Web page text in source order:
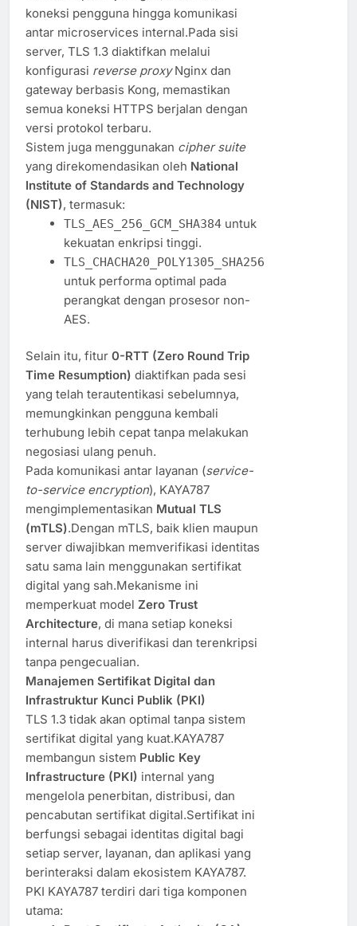
koneksi pengguna hingga komunikasi
antar microservices internal.Pada sisi
server, TLS 1.3 diaktifkan melalui
konfigurasi reverse proxyNginx dan
gateway berbasis Kong, memastikan
semua koneksi HTTPS berjalan dengan
versi protokol terbaru.
Sistem juga menggunakan cipher suite
yang direkomendasikan oleh National
Institute of Standards and Technology
(NIST), termasuk:
TLS_AES_256_GCM_SHA384untuk
kekuatan enkripsi tinggi.
TLS_CHACHA20_POLY1305_SHA256
untuk performa optimal pada
perangkat dengan prosesor non-
AES.
Selain itu, fitur 0-RTT (Zero Round Trip
Time Resumption) diaktifkan pada sesi
yang telah terautentikasi sebelumnya,
memungkinkan pengguna kembali
terhubung lebih cepat tanpa melakukan
negosiasi ulang penuh.
Pada komunikasi antar layanan (service-
to-service encryption), KAYA787
mengimplementasikan Mutual TLS
(mTLS).Dengan mTLS, baik klien maupun
server diwajibkan memverifikasi identitas
satu sama lain menggunakan sertifikat
digital yang sah.Mekanisme ini
memperkuat model Zero Trust
Architecture, di mana setiap koneksi
internal harus diverifikasi dan terenkripsi
tanpa pengecualian.
Manajemen Sertifikat Digital dan
Infrastruktur Kunci Publik (PKI)
TLS 1.3 tidak akan optimal tanpa sistem
sertifikat digital yang kuat.KAYA787
membangun sistem Public Key
Infrastructure (PKI) internal yang
mengelola penerbitan, distribusi, dan
pencabutan sertifikat digital.Sertifikat ini
berfungsi sebagai identitas digital bagi
setiap server, layanan, dan aplikasi yang
berinteraksi dalam ekosistem KAYA787.
PKI KAYA787 terdiri dari tiga komponen
utama: